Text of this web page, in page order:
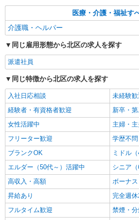
北区【最寄駅：東十
キープ
株式会社トラストグロース 新宿本社 第3営
円以上＋交通費全額支給
時給：1400円〜
なる ※夜勤は別途夜勤手
東京都北区
キープ
医療・介護・福祉す
介護職・ヘルパー
同じ雇用形態から北区の求人を探す
派遣社員
同じ特徴から北区の求人を探す
入社日応相談
未経験歓
経験者・有資格者歓迎
新卒・
女性活躍中
主婦・
フリーター歓迎
学歴不問
ブランクOK
ミドル
エルダー（50代～）活躍中
シニア
高収入・高額
ボーナス
昇給あり
完全週休
フルタイム歓迎
禁煙・